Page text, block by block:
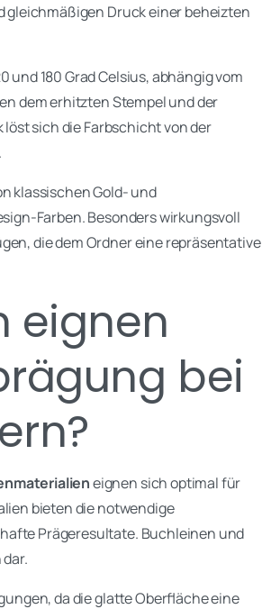
Druck einer beheizten
180 Grad Celsius, abhängig vom
dem erhitzten Stempel und der
sich die Farbschicht von der
klassischen Gold- und
Farben. Besonders wirkungsvoll
die dem Ordner eine repräsentative
eignen
bei
eignen sich optimal für
bieten die notwendige
Prägeresultate. Buchleinen und
da die glatte Oberfläche eine